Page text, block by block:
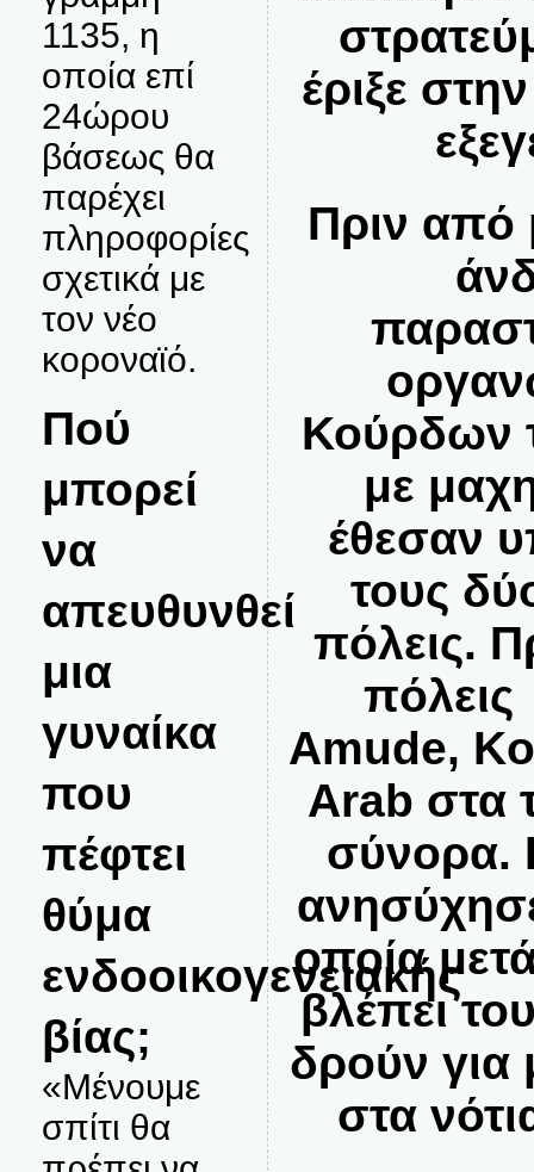
1135, η
οποία επί
24ώρου
βάσεως θα
παρέχει
πληροφορίες
σχετικά με
τον νέο
κοροναϊό.
Πού
μπορεί
να
απευθυνθεί
μια
γυναίκα
που
πέφτει
θύμα
ενδοοικογενειακής
βίας;
«Μένουμε
σπίτι θα
έριξε
Πριν από
Κούρδων
με
έθεσαν
τους
πόλεις.
Amude,
Arab στα
σύνορα.
οποία
βλέπει
δρούν για
στα